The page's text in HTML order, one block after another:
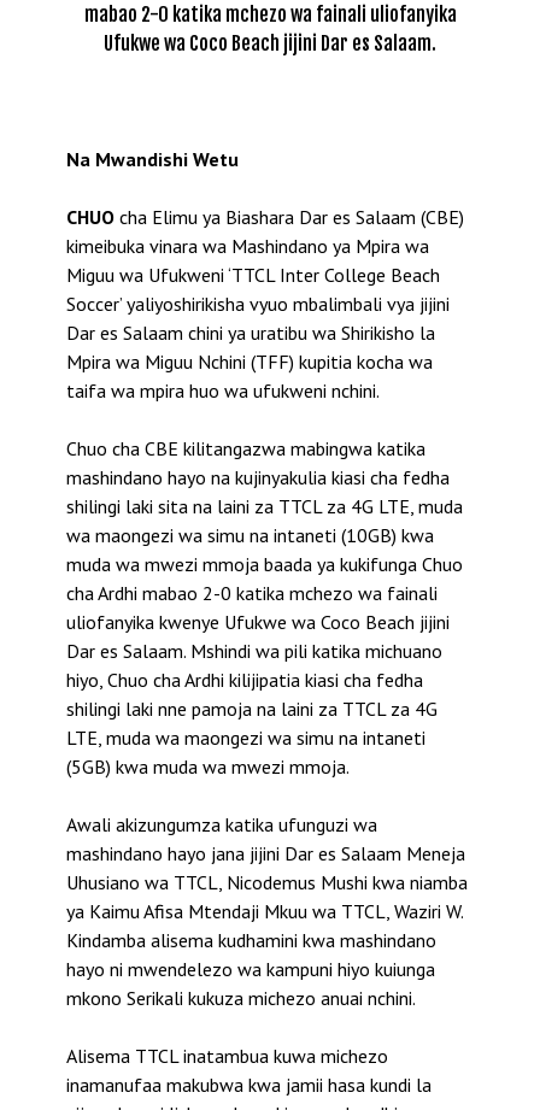
mabao 2-0 katika mchezo wa fainali uliofanyika
Ufukwe wa Coco Beach jijini Dar es Salaam.
Na Mwandishi Wetu
CHUO cha Elimu ya Biashara Dar es Salaam (CBE)
kimeibuka vinara wa Mashindano ya Mpira wa
Miguu wa Ufukweni ‘TTCL Inter College Beach
Soccer’ yaliyoshirikisha vyuo mbalimbali vya jijini
Dar es Salaam chini ya uratibu wa Shirikisho la
Mpira wa Miguu Nchini (TFF) kupitia kocha wa
taifa wa mpira huo wa ufukweni nchini.
Chuo cha CBE kilitangazwa mabingwa katika
mashindano hayo na kujinyakulia kiasi cha fedha
shilingi laki sita na laini za TTCL za 4G LTE, muda
wa maongezi wa simu na intaneti (10GB) kwa
muda wa mwezi mmoja baada ya kukifunga Chuo
cha Ardhi mabao 2-0 katika mchezo wa fainali
uliofanyika kwenye Ufukwe wa Coco Beach jijini
Dar es Salaam. Mshindi wa pili katika michuano
hiyo, Chuo cha Ardhi kilijipatia kiasi cha fedha
shilingi laki nne pamoja na laini za TTCL za 4G
LTE, muda wa maongezi wa simu na intaneti
(5GB) kwa muda wa mwezi mmoja.
Awali akizungumza katika ufunguzi wa
mashindano hayo jana jijini Dar es Salaam Meneja
Uhusiano wa TTCL, Nicodemus Mushi kwa niamba
ya Kaimu Afisa Mtendaji Mkuu wa TTCL, Waziri W.
Kindamba alisema kudhamini kwa mashindano
hayo ni mwendelezo wa kampuni hiyo kuiunga
mkono Serikali kukuza michezo anuai nchini.
Alisema TTCL inatambua kuwa michezo
inamanufaa makubwa kwa jamii hasa kundi la